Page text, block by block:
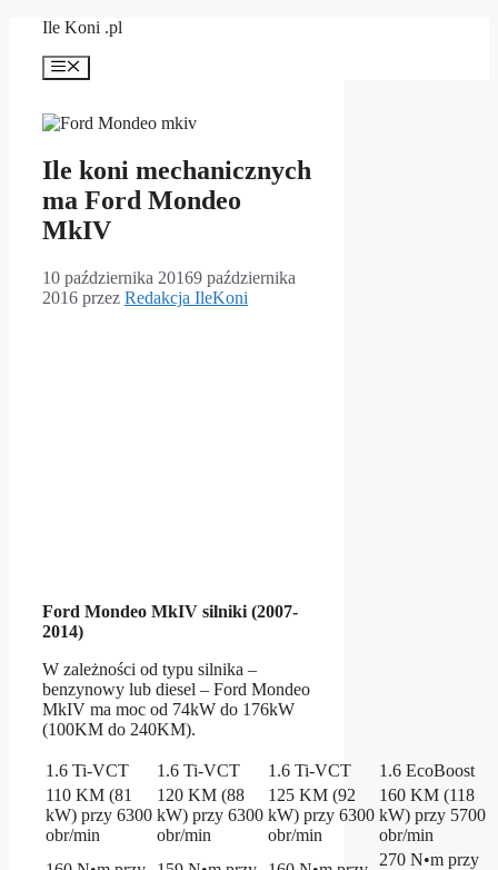
PrzejdźIle Koni .pl
Menu
Ile koni mechanicznych
ma Ford Mondeo
MkIV
10 października 20169 października
2016 przez Redakcja IleKoni
Ford Mondeo MkIV silniki (2007-
2014)
W zależności od typu silnika –
benzynowy lub diesel – Ford Mondeo
MkIV ma moc od 74kW do 176kW
(100KM do 240KM).
1.6 Ti-VCT 1.6 Ti-VCT 1.6 Ti-VCT
1.6 EcoBoost
110 KM (81
kW) przy 6300
obr/min
120 KM (88
kW) przy 6300
obr/min
125 KM (92
kW) przy 6300
obr/min
160 KM (118
kW) przy 5700
obr/min
270 N•m przy